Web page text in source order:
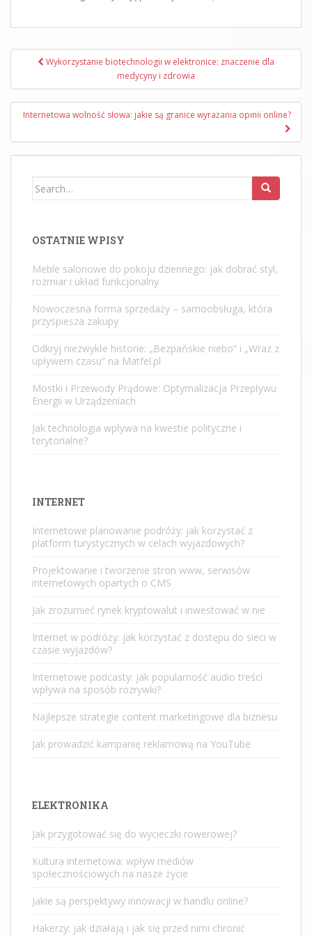
Nawigacja
Wykorzystanie biotechnologii w elektronice: znaczenie dla
medycyny i zdrowia
Internetowa wolność słowa: jakie są granice wyrażania opinii online?
Search
OSTATNIE WPISY
Meble salonowe do pokoju dziennego: jak dobrać styl,
rozmiar i układ funkcjonalny
Nowoczesna forma sprzedaży – samoobsługa, która
przyspiesza zakupy
Odkryj niezwykłe historie: „Bezpańskie niebo” i „Wraz z
upływem czasu” na Matfel.pl
Mostki i Przewody Prądowe: Optymalizacja Przepływu
Energii w Urządzeniach
Jak technologia wpływa na kwestie polityczne i
terytorialne?
INTERNET
Internetowe planowanie podróży: jak korzystać z
platform turystycznych w celach wyjazdowych?
Projektowanie i tworzenie stron www, serwisów
internetowych opartych o CMS
Jak zrozumieć rynek kryptowalut i inwestować w nie
Internet w podróży: jak korzystać z dostępu do sieci w
czasie wyjazdów?
Internetowe podcasty: jak popularność audio treści
wpływa na sposób rozrywki?
Najlepsze strategie content marketingowe dla biznesu
Jak prowadzić kampanię reklamową na YouTube
ELEKTRONIKA
Jak przygotować się do wycieczki rowerowej?
Kultura internetowa: wpływ mediów
społecznościowych na nasze życie
Jakie są perspektywy innowacji w handlu online?
Hakerzy: jak działają i jak się przed nimi chronić